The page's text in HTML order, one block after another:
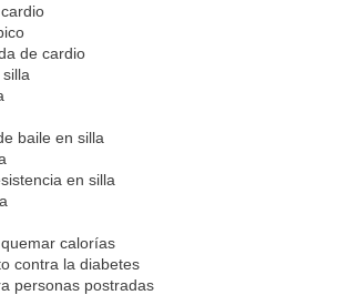
de cardio
baile en silla
en silla
calorías
contra la diabetes
personas postradas